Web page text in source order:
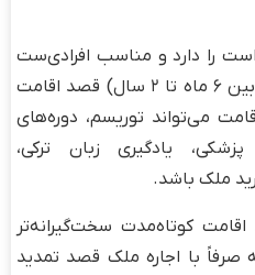
را دارد و مناسب افرادی‌ست
که برای مدتی محدود (معمولاً بین ۶ ماه تا ۲ سال) قصد اقامت
می‌تواند توریسم، دوره‌های
یادگیری زبان ترکی،
ملک باشد.
قوانین اقامت کوتاه‌مدت سخت‌گیرانه‌تر
صرفاً با اجاره ملک قصد تمدید